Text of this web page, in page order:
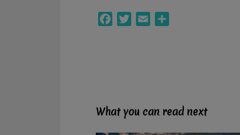
FacebookTwitterEmail
What you can read next